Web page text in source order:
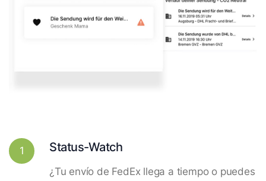
1 Status-Watch
¿Tu envío de FedEx llega a tiempo o puedes